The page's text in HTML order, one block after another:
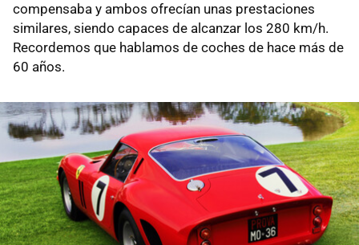
compensaba y ambos ofrecían unas prestaciones
similares, siendo capaces de alcanzar los 280 km/h.
Recordemos que hablamos de coches de hace más de
60 años.